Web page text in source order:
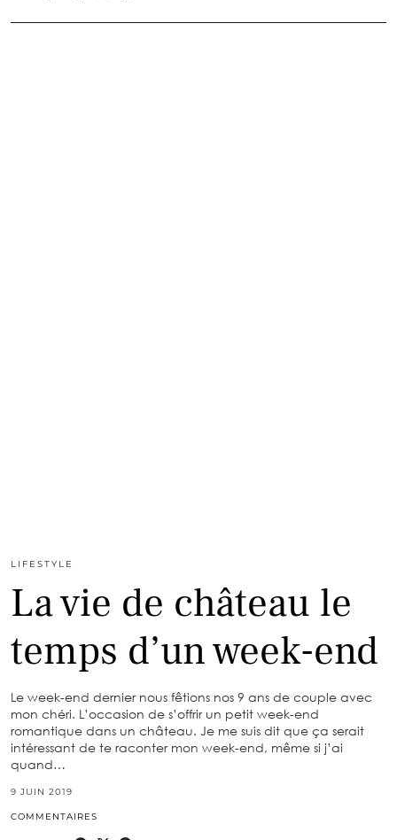
LIFESTYLE
La vie de château le
temps d’un week-end
Le week-end dernier nous fêtions nos 9 ans de couple avec
mon chéri. L’occasion de s’offrir un petit week-end
romantique dans un château. Je me suis dit que ça serait
intéressant de te raconter mon week-end, même si j’ai
quand…
9 JUIN 2019
COMMENTAIRES